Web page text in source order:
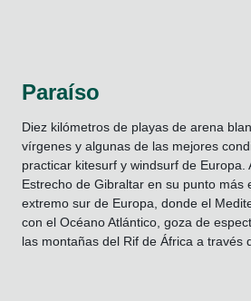
Paraíso
Diez kilómetros de playas de arena
vírgenes y algunas de las mejores
practicar kitesurf y windsurf de Europa.
Estrecho de Gibraltar en su punto más
extremo sur de Europa, donde el
con el Océano Atlántico, goza de
las montañas del Rif de África a través